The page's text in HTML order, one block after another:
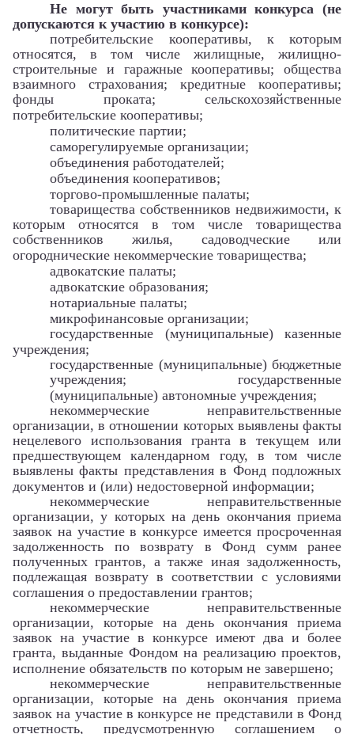
Не могут быть участниками конкурса (не
допускаются к участию в конкурсе):
потребительские кооперативы, к которым
относятся, в том числе жилищные, жилищно-
строительные и гаражные кооперативы; общества
взаимного страхования; кредитные кооперативы;
фонды проката; сельскохозяйственные
потребительские кооперативы;
политические партии;
саморегулируемые организации;
объединения работодателей;
объединения кооперативов;
торгово-промышленные палаты;
товарищества собственников недвижимости, к
которым относятся в том числе товарищества
собственников жилья, садоводческие или
огороднические некоммерческие товарищества;
адвокатские палаты;
адвокатские образования;
нотариальные палаты;
микрофинансовые организации;
государственные (муниципальные) казенные
учреждения;
государственные (муниципальные) бюджетные
учреждения; государственные
(муниципальные) автономные учреждения;
некоммерческие неправительственные
организации, в отношении которых выявлены факты
нецелевого использования гранта в текущем или
предшествующем календарном году, в том числе
выявлены факты представления в Фонд подложных
документов и (или) недостоверной информации;
некоммерческие неправительственные
организации, у которых на день окончания приема
заявок на участие в конкурсе имеется просроченная
задолженность по возврату в Фонд сумм ранее
полученных грантов, а также иная задолженность,
подлежащая возврату в соответствии с условиями
соглашения о предоставлении грантов;
некоммерческие неправительственные
организации, которые на день окончания приема
заявок на участие в конкурсе имеют два и более
гранта, выданные Фондом на реализацию проектов,
исполнение обязательств по которым не завершено;
некоммерческие неправительственные
организации, которые на день окончания приема
заявок на участие в конкурсе не представили в Фонд
отчетность, предусмотренную соглашением о